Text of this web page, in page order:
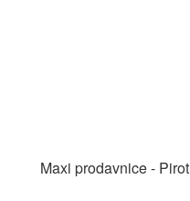
Maxi prodavnice - Pirot